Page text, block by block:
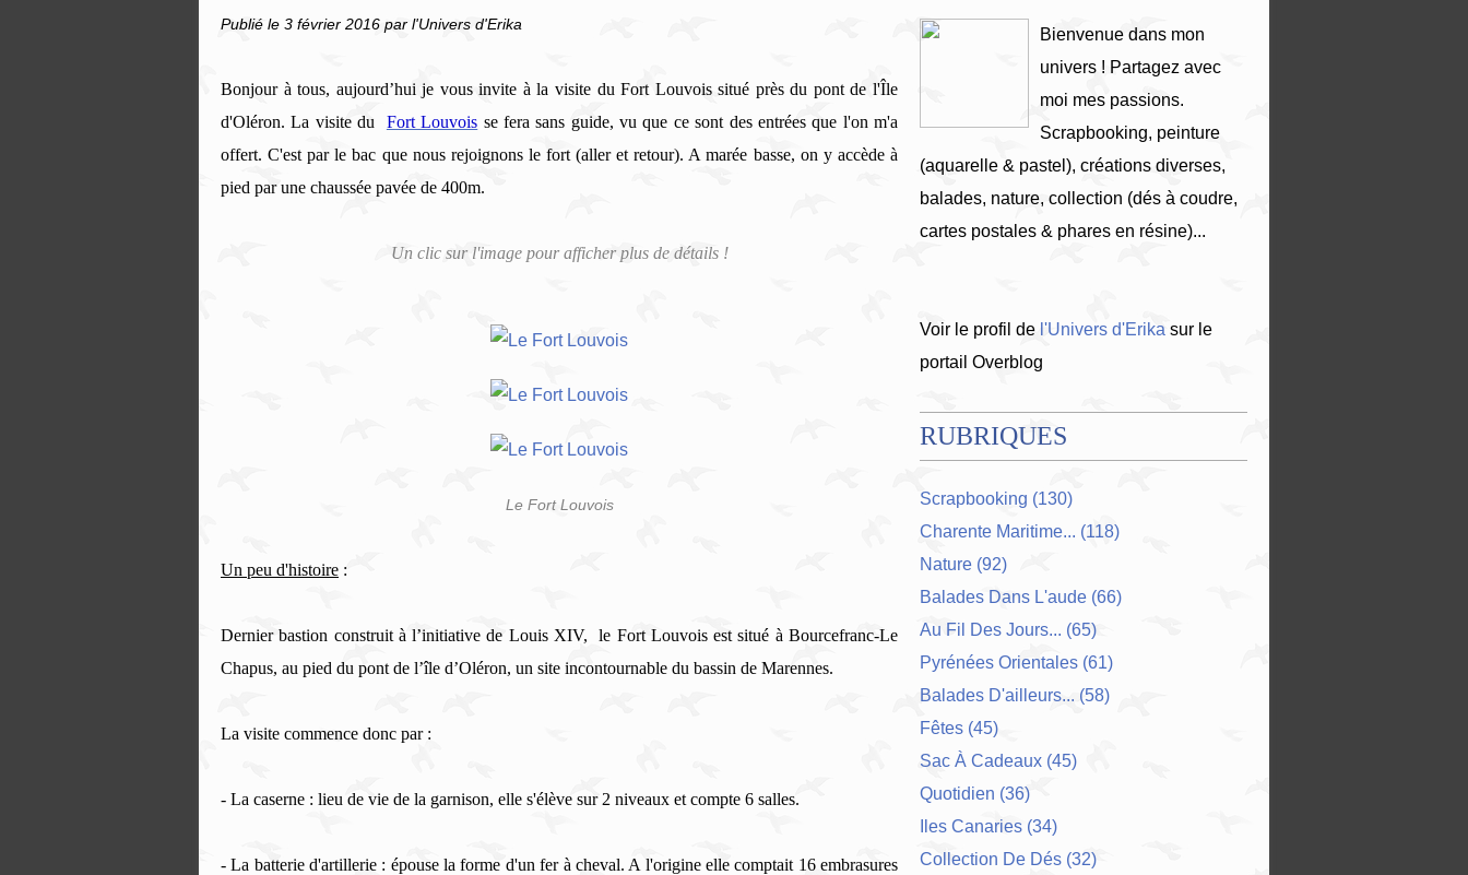
Publié le 3 février 2016 par l'Univers d'Erika
Bonjour à tous, aujourd’hui je vous invite à la visite du Fort Louvois situé près du pont de l'Île
d'Oléron.La visite du Fort Louvois se fera sans guide, vu que ce sont des entrées que l'on m'a
offert. C'est par le bac que nous rejoignons le fort (aller et retour). A marée basse, on y accède à
pied par une chaussée pavée de 400m.
Un clic sur l'image pour afficher plus de détails !
Le Fort Louvois
Un peu d'histoire :
Dernier bastion construit à l’initiative de Louis XIV, le Fort Louvois est situé à Bourcefranc-Le
Chapus, au pied du pont de l’île d’Oléron, un site incontournable du bassin de Marennes.
La visite commence donc par :
- La caserne : lieu de vie de la garnison, elle s'élève sur 2 niveaux et compte 6 salles.
- La batterie d'artillerie : épouse la forme d'un fer à cheval. A l'origine elle comptait 16 embrasures
Bienvenue dans mon
univers ! Partagez avec
moi mes passions.
Scrapbooking, peinture
(aquarelle & pastel), créations diverses,
balades, nature, collection (dés à coudre,
cartes postales & phares en résine)...
Voir le profil de l'Univers d'Erika sur le
portail Overblog
RUBRIQUES
Scrapbooking (130)
Charente Maritime... (118)
Nature (92)
Balades Dans L'aude (66)
Au Fil Des Jours... (65)
Pyrénées Orientales (61)
Balades D'ailleurs... (58)
Fêtes (45)
Sac À Cadeaux (45)
Quotidien (36)
Iles Canaries (34)
Collection De Dés (32)